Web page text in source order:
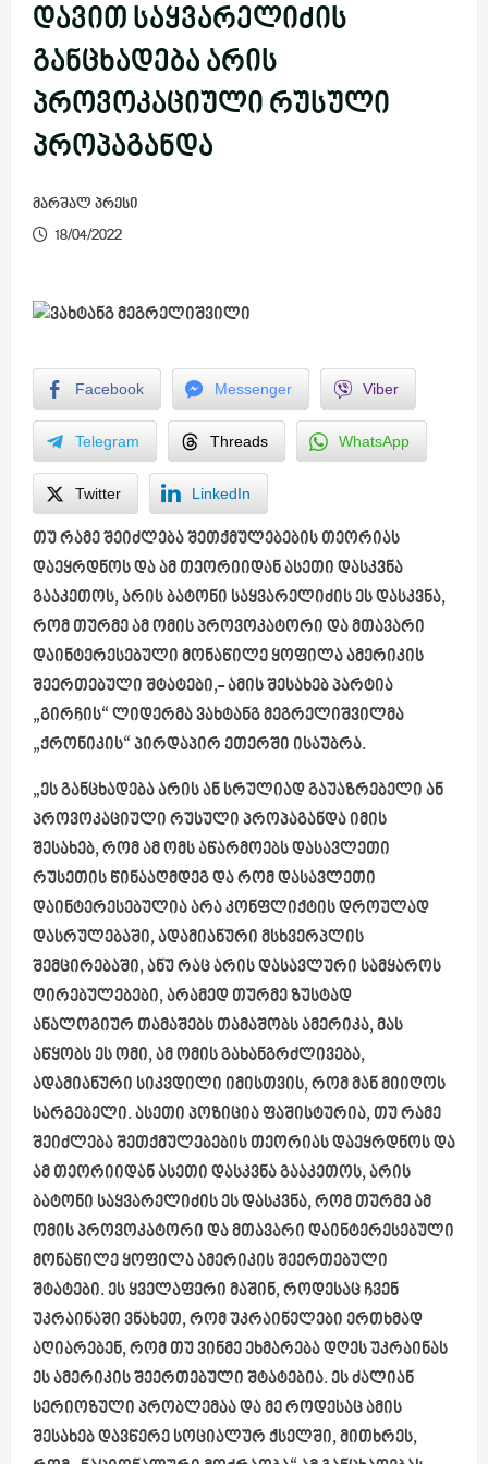
დავით საყვარელიძის
განცხადება არის
პროვოკაციული რუსული
პროპაგანდა
მარშალ პრესი
18/04/2022
Facebook Messenger Viber
Telegram Threads WhatsApp
Twitter LinkedIn
თუ რამე შეიძლება შეთქმულებების თეორიას
დაეყრდნოს და ამ თეორიიდან ასეთი დასკვნა
გააკეთოს, არის ბატონი საყვარელიძის ეს დასკვნა,
რომ თურმე ამ ომის პროვოკატორი და მთავარი
დაინტერესებული მონაწილე ყოფილა ამერიკის
შეერთებული შტატები,- ამის შესახებ პარტია
„გირჩის“ ლიდერმა ვახტანგ მეგრელიშვილმა
„ქრონიკის“ პირდაპირ ეთერში ისაუბრა.
„ეს განცხადება არის ან სრულიად გაუაზრებელი ან
პროვოკაციული რუსული პროპაგანდა იმის
შესახებ, რომ ამ ომს აწარმოებს დასავლეთი
რუსეთის წინააღმდეგ და რომ დასავლეთი
დაინტერესებულია არა კონფლიქტის დროულად
დასრულებაში, ადამიანური მსხვერპლის
შემცირებაში, ანუ რაც არის დასავლური სამყაროს
ღირებულებები, არამედ თურმე ზუსტად
ანალოგიურ თამაშებს თამაშობს ამერიკა, მას
აწყობს ეს ომი, ამ ომის გახანგრძლივება,
ადამიანური სიკვდილი იმისთვის, რომ მან მიიღოს
სარგებელი. ასეთი პოზიცია ფაშისტურია, თუ რამე
შეიძლება შეთქმულებების თეორიას დაეყრდნოს და
ამ თეორიიდან ასეთი დასკვნა გააკეთოს, არის
ბატონი საყვარელიძის ეს დასკვნა, რომ თურმე ამ
ომის პროვოკატორი და მთავარი დაინტერესებული
მონაწილე ყოფილა ამერიკის შეერთებული
შტატები. ეს ყველაფერი მაშინ, როდესაც ჩვენ
უკრაინაში ვნახეთ, რომ უკრაინელები ერთხმად
აღიარებენ, რომ თუ ვინმე ეხმარება დღეს უკრაინას
ეს ამერიკის შეერთებული შტატებია. ეს ძალიან
სერიოზული პრობლემაა და მე როდესაც ამის
შესახებ დავწერე სოციალურ ქსელში, მითხრეს,